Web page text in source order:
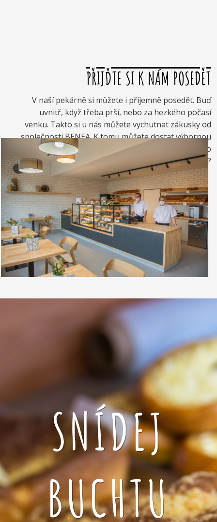
PŘIJĎTE SI K NÁM POSEDĚT
V naší pekárně si můžete i příjemně posedět. Buď
uvnitř, když třeba prší, nebo za hezkého počasí
venku. Takto si u nás můžete vychutnat zákusky od
společnosti BENEA. K tomu můžete dostat výbornou
kávou. Nebo si raději dáte zrmzlinový pohár nebo
vynikající točenou zmrzlinu?
SNÍDEJ
BUCHTU